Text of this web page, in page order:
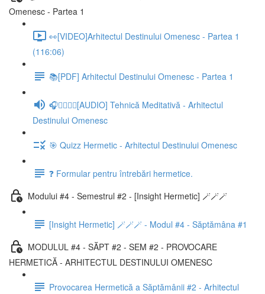
Omenesc - Partea 1
👀[VIDEO]Arhitectul Destinului Omenesc - Partea 1
(116:06)
📚[PDF] Arhitectul Destinului Omenesc - Partea 1
🎧🧘‍♂️🧘‍♀️[AUDIO] Tehnică Meditativă - Arhitectul
Destinului Omenesc
🎯 Quizz Hermetic - Arhitectul Destinului Omenesc
❓ Formular pentru întrebări hermetice.
Modului #4 - Semestrul #2 - [Insight Hermetic] 🪄🪄🪄
[Insight Hermetic] 🪄🪄🪄 - Modul #4 - Săptămâna #1
MODULUL #4 - SĂPT #2 - SEM #2 - PROVOCARE
HERMETICĂ - ARHITECTUL DESTINULUI OMENESC
Provocarea Hermetică a Săptămânii #2 - Arhitectul